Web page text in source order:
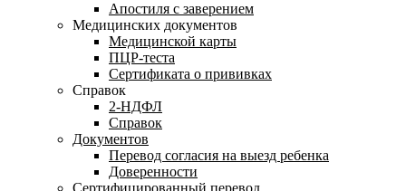
Апостиля с заверением
Медицинских документов
Медицинской карты
ПЦР-теста
Сертификата о прививках
Справок
2-НДФЛ
Справок
Документов
Перевод согласия на выезд ребенка
Доверенности
Сертифицированный перевод